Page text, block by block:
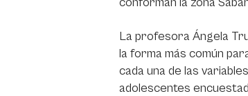
La profesora Ángela
la forma más común
cada una de las
adolescentes